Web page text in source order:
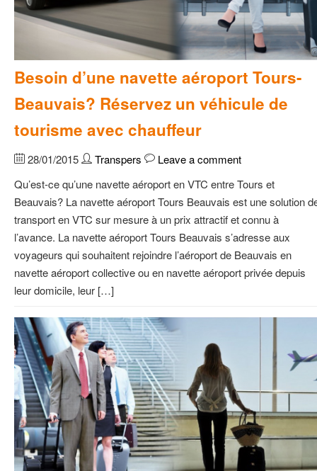
Besoin d’une navette aéroport Tours-
Beauvais? Réservez un véhicule de
tourisme avec chauffeur
28/01/2015 Transpers
Leave a comment
Qu’est-ce qu’une navette aéroport en VTC entre Tours et
Beauvais? La navette aéroport Tours Beauvais est une solution
transport en VTC sur mesure à un prix attractif et connu à
l’avance. La navette aéroport Tours Beauvais s’adresse aux
voyageurs qui souhaitent rejoindre l’aéroport de Beauvais en
navette aéroport collective ou en navette aéroport privée depuis
leur domicile, leur […]